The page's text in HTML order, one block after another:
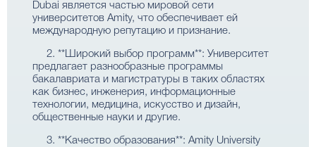
Dubai является частью мировой сети
университетов Amity, что обеспечивает ей
международную репутацию и признание.
2. **Широкий выбор программ**: Университет
предлагает разнообразные программы
бакалавриата и магистратуры в таких областях
как бизнес, инженерия, информационные
технологии, медицина, искусство и дизайн,
общественные науки и другие.
3. **Качество образования**: Amity University